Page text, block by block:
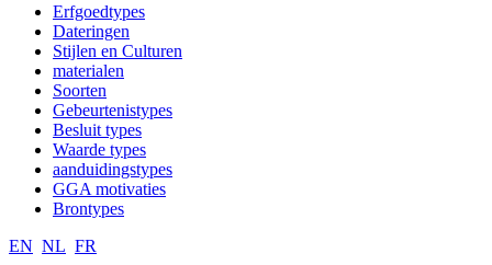
Erfgoedtypes
Dateringen
Stijlen en Culturen
materialen
Soorten
Gebeurtenistypes
Besluit types
Waarde types
aanduidingstypes
GGA motivaties
Brontypes
EN NL FR